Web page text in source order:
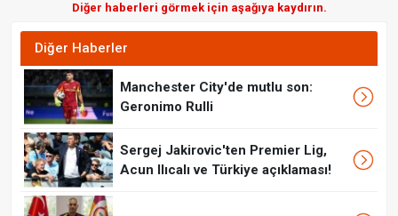
Diğer haberleri görmek için aşağıya kaydırın.
Diğer Haberler
Manchester City'de mutlu son:
Geronimo Rulli
Sergej Jakirovic'ten Premier Lig,
Acun Ilıcalı ve Türkiye açıklaması!